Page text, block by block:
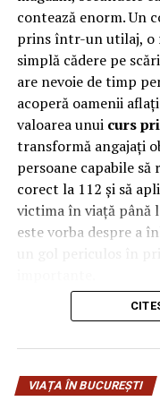
moderne, nu doar
menținerea unui
axeze pe soluții
un stil de viață
echilibrate și exerciții
Cum să îți găsești
unic, așa că o dietă
poate să nu fie ideală
care să includă
în vitamine și
pentru a adapta
Familie –
dintre carieră,
contează enorm. Un
prins într-un utilaj, o
simplă cădere pe
are nevoie de timp
acoperă oamenii
valoarea unui curs
transformă angajați
persoane capabile să
corect la 112 și să
victima în viață până
este vorba despre a
De ce
la locul de
În multe urgențe
VIAȚA ÎN BUCUREȘTI